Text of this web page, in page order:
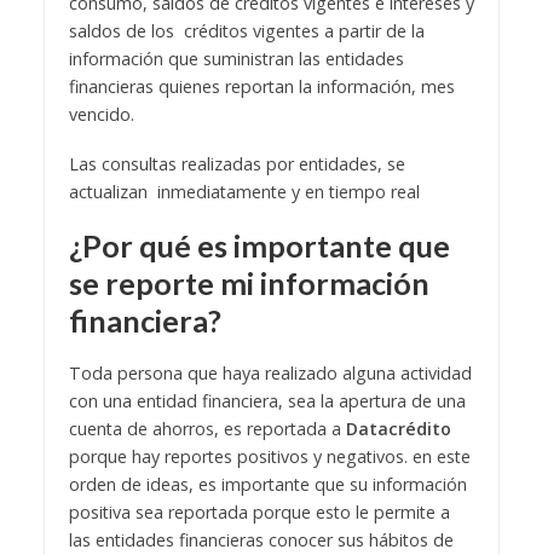
saldos de los créditos vigentes a partir de la
información que suministran las entidades
financieras quienes reportan la información, mes
vencido.
Las consultas realizadas por entidades, se
actualizan inmediatamente y en tiempo real
¿Por qué es importante que
se reporte mi información
financiera?
Toda persona que haya realizado alguna actividad
con una entidad financiera, sea la apertura de una
cuenta de ahorros, es reportada a Datacrédito
porque hay reportes positivos y negativos. en este
orden de ideas, es importante que su información
positiva sea reportada porque esto le permite a
las entidades financieras conocer sus hábitos de